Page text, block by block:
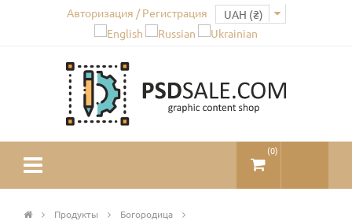
Авторизация / Регистрация
(0)
Продукты
Богородица